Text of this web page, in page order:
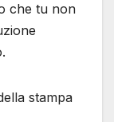
che tu non
stampa